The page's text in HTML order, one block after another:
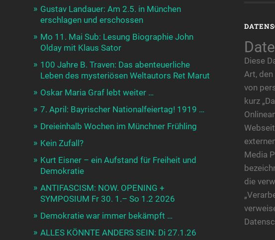
Gustav Landauer: Am 2.5. in München
erschlagen und erschossen
Mo 11. Mai Sub: Lesung Biographie John
Olday mit Klaus Sator
100 Jahre B. Traven: Das abenteuerliche
Leben des mysteriösen Weltautors Ret Marut
Oskar Maria Graf lebt weiter …
7. April: Bayrischer Nationalfeiertag! 1919 …
Dreieinhalb Wochen im Münchner Frühling
Kein Zufall?
Kurt Eisner – ein Aufstand für Freiheit und
Demokratie
ANTIFASCISM: NOW. OPENING +
SYMPOSIUM Fr 30. 1.– So 1.2 2026
Demokratie war immer bekämpft …
ALLES KÖNNTE ANDERS SEIN: Di 27.1.26
Diese
Art,
von
kurz
Media
die